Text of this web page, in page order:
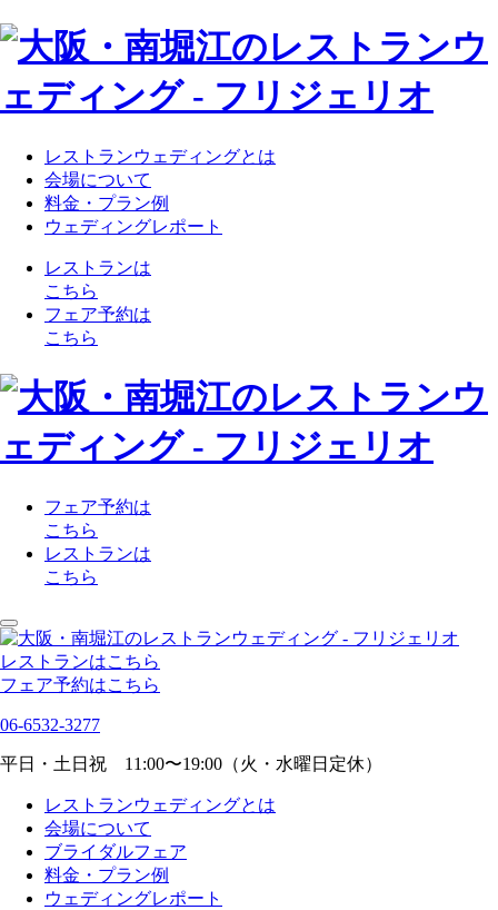
レストランウェディングとは
会場について
料金・プラン例
ウェディングレポート
レストランは
こちら
フェア予約は
こちら
フェア予約は
こちら
レストランは
こちら
レストランはこちら
フェア予約はこちら
06-6532-3277
平日・土日祝 11:00〜19:00（火・水曜日定休）
レストランウェディングとは
会場について
ブライダルフェア
料金・プラン例
ウェディングレポート